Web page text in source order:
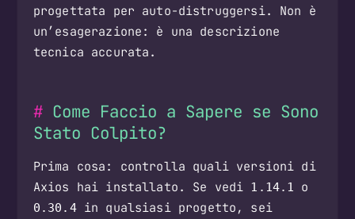
progettata per auto-distruggersi. Non è
un’esagerazione: è una descrizione
tecnica accurata.
Come Faccio a Sapere se Sono
Stato Colpito?
Prima cosa: controlla quali versioni di
Axios hai installato. Se vedi 1.14.1 o
0.30.4in qualsiasi progetto, sei